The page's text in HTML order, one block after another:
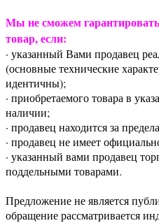
Мы не сможем
товар, если:
· указанный Вами продавец
(основные технические
идентичны);
· приобретаемого товара в
наличии;
· продавец находится за
· продавец не имеет
· указанный вами продавец
поддельными товарами.
Предложение не является
обращение рассматривается